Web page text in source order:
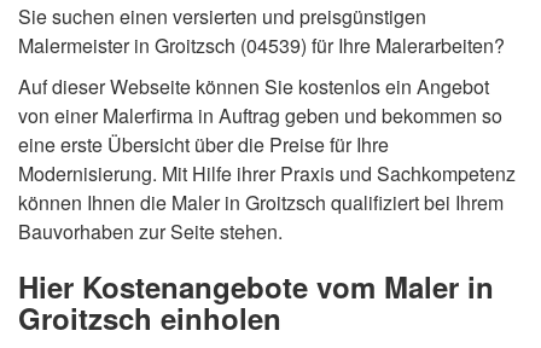
Sie suchen einen versierten und preisgünstigen
Malermeister in Groitzsch (04539) für Ihre Malerarbeiten?
Auf dieser Webseite können Sie kostenlos ein Angebot
von einer Malerfirma in Auftrag geben und bekommen so
eine erste Übersicht über die Preise für Ihre
Modernisierung. Mit Hilfe ihrer Praxis und Sachkompetenz
können Ihnen die Maler in Groitzsch qualifiziert bei Ihrem
Bauvorhaben zur Seite stehen.
Hier Kostenangebote vom Maler in
Groitzsch einholen